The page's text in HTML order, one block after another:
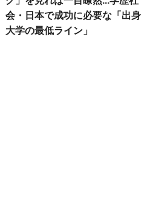
会・日本で成功に必要な「出身
大学の最低ライン」